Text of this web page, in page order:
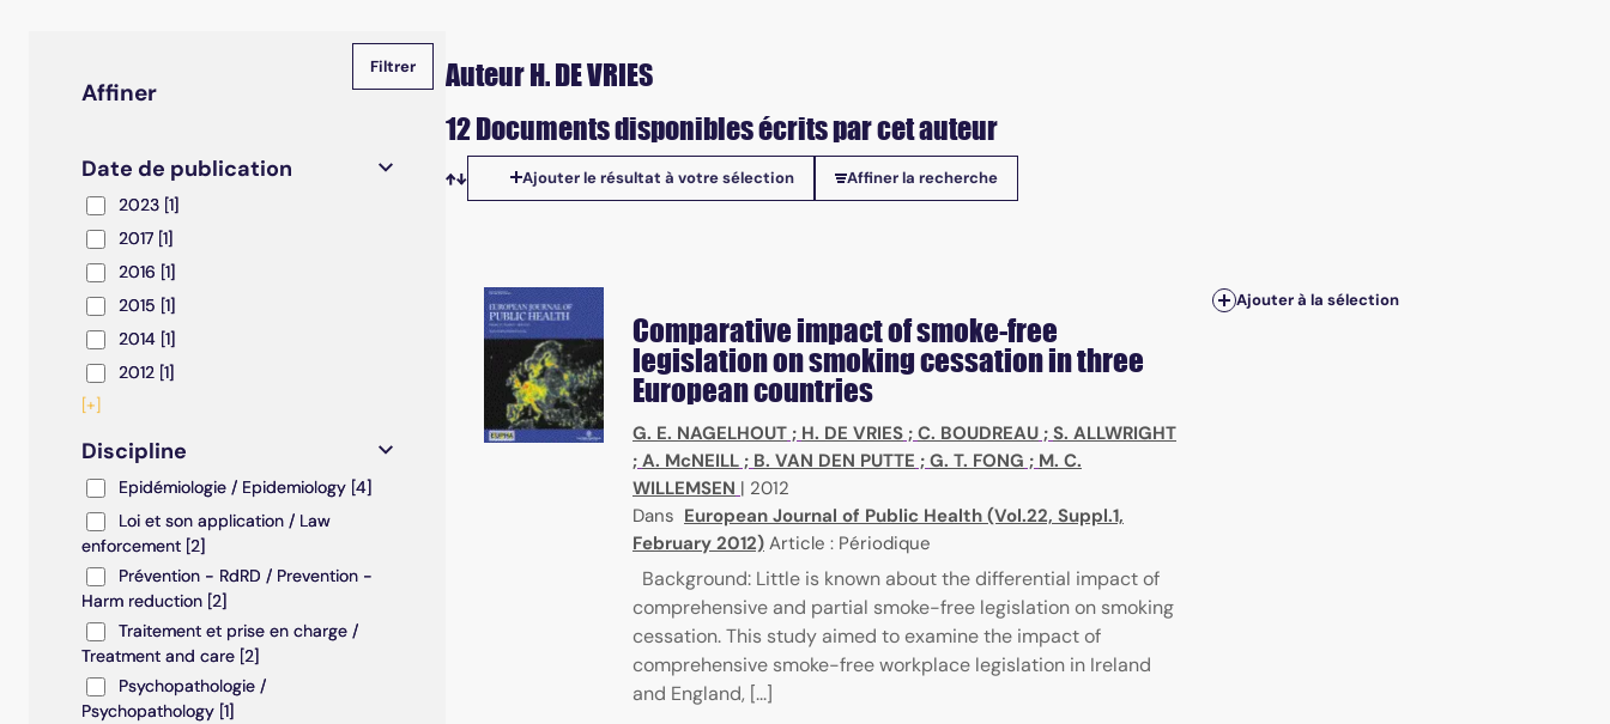
Affiner
Date de publication
20232023 [1]
20172017 [1]
20162016 [1]
20152015 [1]
20142014 [1]
20122012 [1]
[+]
Discipline
Epidémiologie / Epidemiology
Epidémiologie / Epidemiology [4]
Loi et son application / Law enforcement
Loi et son application / Law
enforcement [2]
Prévention - RdRD / Prevention - Harm reduction
Prévention - RdRD / Prevention -
Harm reduction [2]
Traitement et prise en charge / Treatment and care
Traitement et prise en charge /
Treatment and care [2]
Psychopathologie / Psychopathology
Psychopathologie /
Psychopathology [1]
Auteur H. DE VRIES
12 Documents disponibles écrits par cet auteur
Tris disponibles
Ajouter le résultat à votre sélection Affiner la recherche
Comparative impact of smoke-free
legislation on smoking cessation in three
European countries
G. E. NAGELHOUT ; H. DE VRIES ; C. BOUDREAU ; S. ALLWRIGHT
; A. McNEILL ; B. VAN DEN PUTTE ; G. T. FONG ; M. C.
WILLEMSEN | 2012
Dans European Journal of Public Health (Vol.22, Suppl.1,
February 2012) Article : Périodique
Background: Little is known about the differential impact of
comprehensive and partial smoke-free legislation on smoking
cessation. This study aimed to examine the impact of
comprehensive smoke-free workplace legislation in Ireland
and England, [...]
Ajouter à la sélection